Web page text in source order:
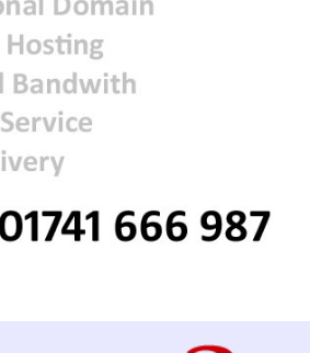
দিল্লির সংবাদ সম্মেলনে শেখ হাসিনার
ভার্চ্যুয়াল বক্তব্যে ভারতের সমর্থন নেই:
জয়সওয়াল